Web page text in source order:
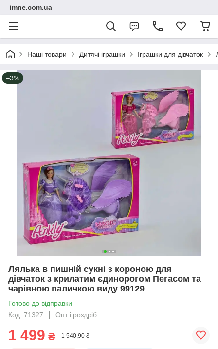
imne.com.ua
Наші товари Дитячі іграшки Іграшки для дівчаток
–3%
Лялька в пишній сукні з короною для
дівчаток з крилатим єдинорогом Пегасом та
чарівною паличкою виду 99129
Готово до відправки
Код: 71327
Опт і роздріб
1 499 ₴ 1 540,90 ₴